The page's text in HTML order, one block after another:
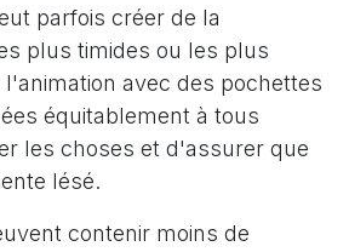
parfois créer de la
plus timides ou les plus
avec des pochettes
équitablement à tous
les choses et d'assurer que
lésé.
contenir moins de